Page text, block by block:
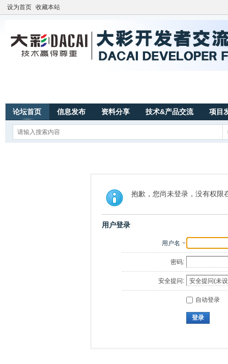
设为首页 收藏本站
论坛首页 信息发布 资料分享 技术&产品交流 项目
抱歉，您尚未登录，没有权限
用户登录
用户名
密码:
安全提问:
自动登录
登录